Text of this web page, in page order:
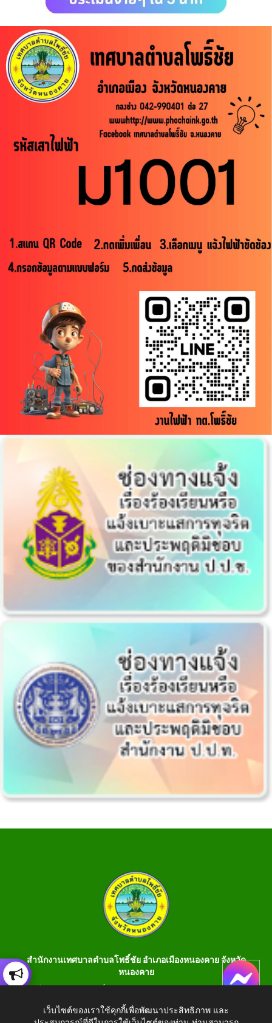
สำนักงานเทศบาลตำบลโพธิ์ชัย อำเภอเมืองหนองคาย จังหวัด
หนองคาย
990401 โทรสาร 042-990400
E-Saraban : saraban_05430106@dla.go.th
เว็บไซต์ของเราใช้คุกกี้เพื่อพัฒนาประสิทธิภาพ และ